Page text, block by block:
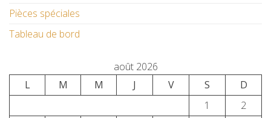
Pièces spéciales
Tableau de bord
août 2026
L
M M J V S
D
1
2